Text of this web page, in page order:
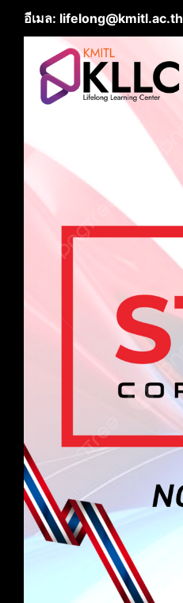
อีเมล: lifelong@kmitl.ac.th